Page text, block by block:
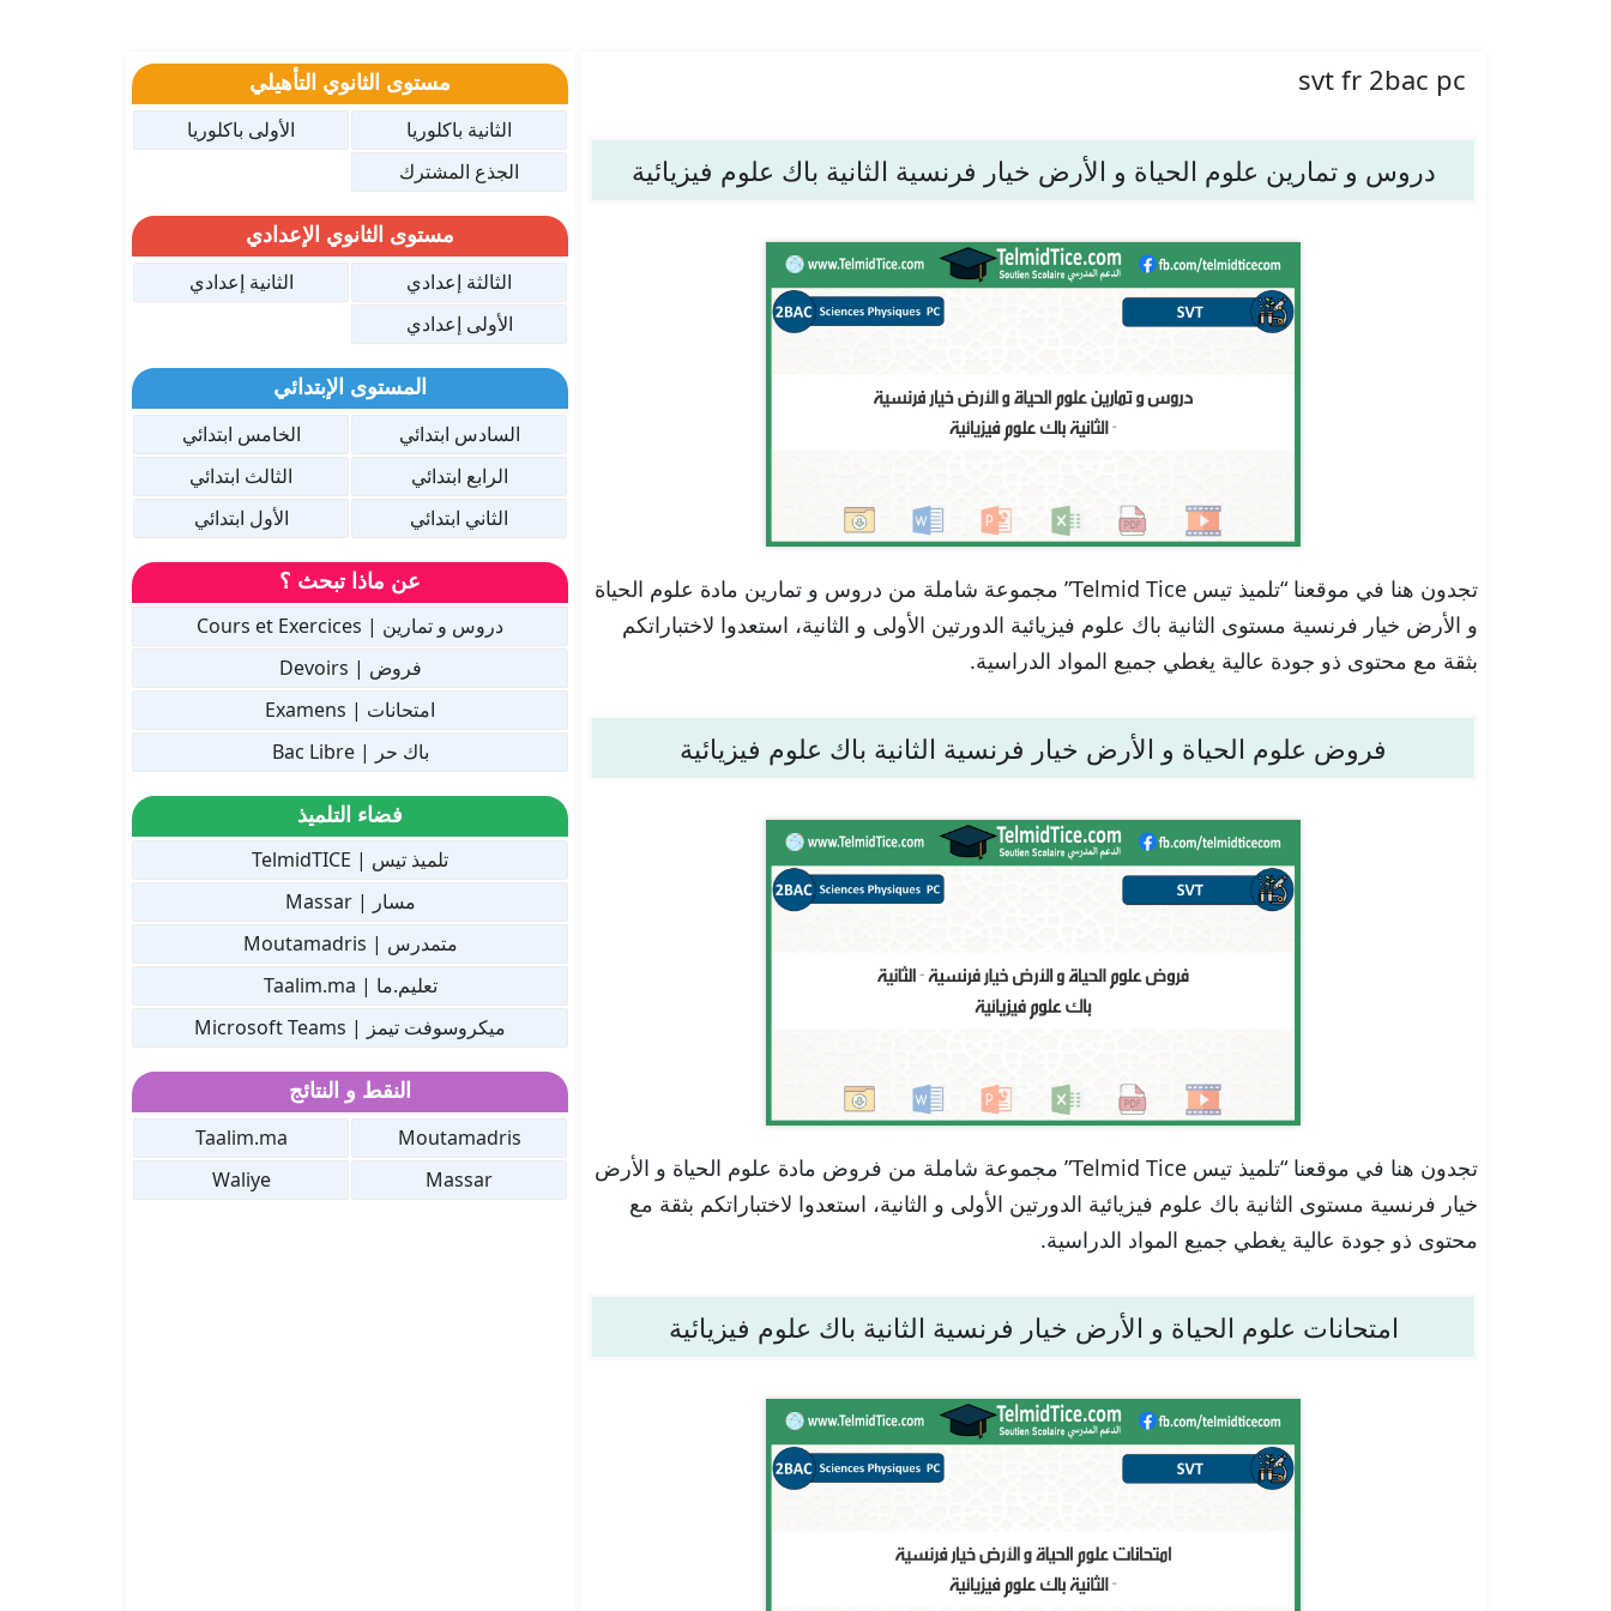
svt fr 2bac pc
دروس و تمارين علوم الحياة و الأرض خيار فرنسية الثانية باك علوم فيزيائية
تجدون هنا في موقعنا “تلميذ تيس Telmid Tice” مجموعة شاملة من دروس و تمارين مادة علوم الحياة
و الأرض خيار فرنسية مستوى الثانية باك علوم فيزيائية الدورتين الأولى و الثانية، استعدوا لاختباراتكم
بثقة مع محتوى ذو جودة عالية يغطي جميع المواد الدراسية.
فروض علوم الحياة و الأرض خيار فرنسية الثانية باك علوم فيزيائية
تجدون هنا في موقعنا “تلميذ تيس Telmid Tice” مجموعة شاملة من فروض مادة علوم الحياة و الأرض
خيار فرنسية مستوى الثانية باك علوم فيزيائية الدورتين الأولى و الثانية، استعدوا لاختباراتكم بثقة مع
محتوى ذو جودة عالية يغطي جميع المواد الدراسية.
امتحانات علوم الحياة و الأرض خيار فرنسية الثانية باك علوم فيزيائية
مستوى الثانوي التأهيلي
الثانية باكلوريا
الأولى باكلوريا
الجذع المشترك
مستوى الثانوي الإعدادي
الثالثة إعدادي
الثانية إعدادي
الأولى إعدادي
المستوى الإبتدائي
السادس ابتدائي
الخامس ابتدائي
الرابع ابتدائي
الثالث ابتدائي
الثاني ابتدائي
الأول ابتدائي
عن ماذا تبحث ؟
دروس و تمارين | Cours et Exercices
فروض | Devoirs
امتحانات | Examens
باك حر | Bac Libre
فضاء التلميذ
تلميذ تيس | TelmidTICE
مسار | Massar
متمدرس | Moutamadris
تعليم.ما | Taalim.ma
ميكروسوفت تيمز | Microsoft Teams
النقط و النتائج
Moutamadris
Taalim.ma
Massar
Waliye